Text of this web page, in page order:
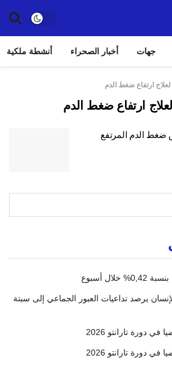
جهات أخبار الصحراء أنشطة ملكية
ارتفاع ضغط الدم
ارتفاع ضغط الدم
أسبوع
يرصد تداعيات العبور الجماعي إلى سبتة